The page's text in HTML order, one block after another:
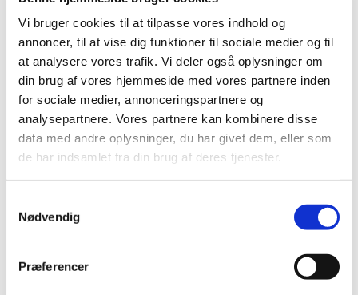
Vi bruger cookies til at tilpasse vores indhold og
annoncer, til at vise dig funktioner til sociale medier og til
at analysere vores trafik. Vi deler også oplysninger om
din brug af vores hjemmeside med vores partnere inden
for sociale medier, annonceringspartnere og
analysepartnere. Vores partnere kan kombinere disse
data med andre oplysninger, du har givet dem, eller som
de har indsamlet fra din brug af deres tjenester.
Nødvendig
Præferencer
Du vil måske også kunne lide...